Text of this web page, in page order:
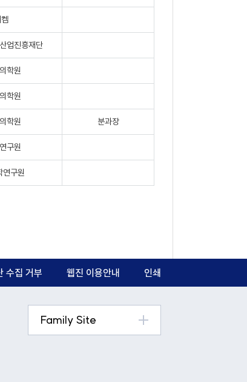
업진흥재단
학원
학원
학원 분과장
구원
연구원
수집 거부 웹진 이용안내 인쇄
Family Site